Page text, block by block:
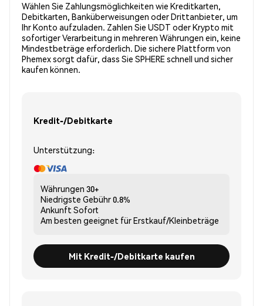
Wählen Sie Zahlungsmöglichkeiten wie Kreditkarten,
Debitkarten, Banküberweisungen oder Drittanbieter, um
Ihr Konto aufzuladen. Zahlen Sie USDT oder Krypto mit
sofortiger Verarbeitung in mehreren Währungen ein, keine
Mindestbeträge erforderlich. Die sichere Plattform von
Phemex sorgt dafür, dass Sie SPHERE schnell und sicher
kaufen können.
Kredit-/Debitkarte
Unterstützung:
Währungen 30+
Niedrigste Gebühr0.8%
Ankunft Sofort
Am besten geeignet fürErstkauf/Kleinbeträge
Mit Kredit-/Debitkarte kaufen